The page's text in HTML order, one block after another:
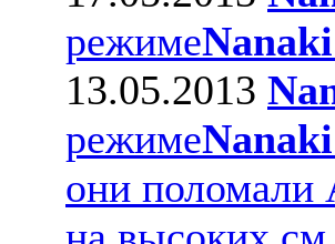
режиме
13.05.2013
режиме
они поломали